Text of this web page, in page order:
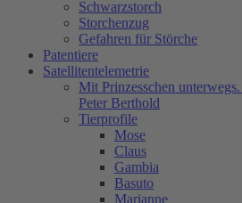
Schwarzstorch
Storchenzug
Gefahren für Störche
Patentiere
Satellitentelemetrie
Mit Prinzesschen
Peter Berthold
Tierprofile
Mose
Claus
Gambia
Basuto
Marianne